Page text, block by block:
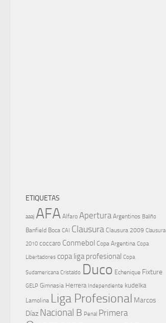
ETIQUETAS
aaaj AFA Alfaro Apertura Argentinos Baliño
Banfield Boca CAI Clausura Clausura 2009 Clausura
2010 coccaro Conmebol Copa Argentina Copa
Libertadores copa liga profesional Copa
Sudamericana Cristaldo Duco Echenique Fixture
GELP Gimnasia Herrera Independiente kudelka
Lamolina Liga Profesional Marcos
Díaz Nacional B Penal Primera